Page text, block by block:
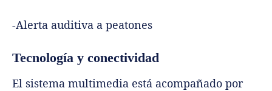
-Alerta auditiva a peatones
Tecnología y conectividad
El sistema multimedia está acompañado por